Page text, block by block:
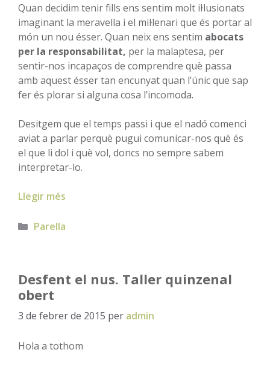
Quan decidim tenir fills ens sentim molt il·lusionats
imaginant la meravella i el mil·lenari que és portar al
món un nou ésser. Quan neix ens sentim abocats
per la responsabilitat, per la malaptesa, per
sentir-nos incapaços de comprendre què passa
amb aquest ésser tan encunyat quan l’únic que sap
fer és plorar si alguna cosa l’incomoda.
Desitgem que el temps passi i que el nadó comenci
aviat a parlar perquè pugui comunicar-nos què és
el que li dol i què vol, doncs no sempre sabem
interpretar-lo.
Llegir més
Categories
Parella
Desfent el nus. Taller quinzenal
obert
3 de febrer de 2015 per admin
Hola a tothom